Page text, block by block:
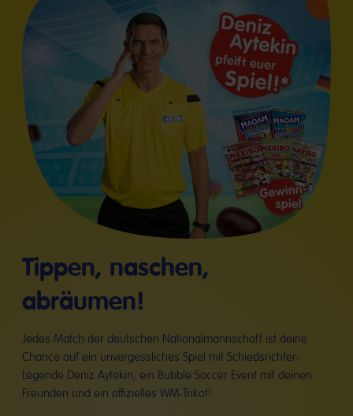
Tippen, naschen,
abräumen!
Jedes Match der deutschen Nationalmannschaft ist deine
Chance auf ein unvergessliches Spiel mit Schiedsrichter-
Legende Deniz Aytekin, ein Bubble Soccer Event mit deinen
Freunden und ein offizielles WM-Trikot!